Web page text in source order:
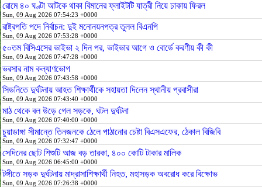
রোমে ৪০ ঘণ্টা আটকে থাকা বিমানের ফ্লাইটটি যাত্রী নিয়ে ঢাকায় ফিরল
Sun, 09 Aug 2026 07:54:23 +0000
রাষ্ট্রপতি পদে নির্বাচন: দুই মনোনয়নপত্র তুলল বিএনপি
Sun, 09 Aug 2026 07:53:28 +0000
৫০তম বিসিএসের ভাইভা ২ দিন পর, ভাইভার আগে ও বোর্ডে করণীয় কী কী
Sun, 09 Aug 2026 07:47:28 +0000
ভরসার নাম কল্যাণভোগ
Sun, 09 Aug 2026 07:43:58 +0000
সিডনিতে দুর্ঘটনায় আহত শিক্ষার্থীকে সহায়তা দিলেন স্থানীয় প্রবাসীরা
Sun, 09 Aug 2026 07:43:40 +0000
মাঠ থেকে বল উড়ে গেল সড়কে, ঘটল দুর্ঘটনা
Sun, 09 Aug 2026 07:40:00 +0000
চুয়াডাঙ্গা সীমান্তে তিনজনকে ঠেলে পাঠানোর চেষ্টা বিএসএফের, ঠেকাল বিজিবি
Sun, 09 Aug 2026 07:32:47 +0000
সেদিনের ছোট শিশুটি আজ বড় তারকা, ৪০০ কোটি টাকার মালিক
Sun, 09 Aug 2026 06:45:00 +0000
টঙ্গীতে সড়ক দুর্ঘটনায় মাদ্রাসাশিক্ষার্থী নিহত, মহাসড়ক অবরোধ করে বিক্ষোভ
Sun, 09 Aug 2026 07:26:38 +0000